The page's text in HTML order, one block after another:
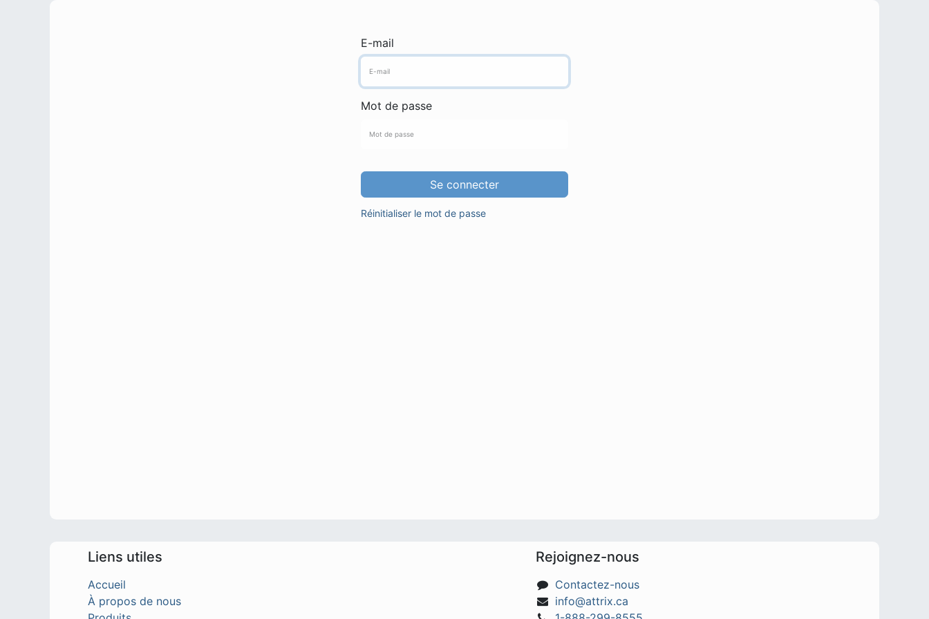
E-mail
Mot de passe
Se connecter
Réinitialiser le mot de passe
Rejoignez-nous
Contactez-nous
info@attrix.ca
Liens utiles
Accueil
À propos de nous